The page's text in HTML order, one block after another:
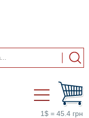
1$ = 45.4 грн